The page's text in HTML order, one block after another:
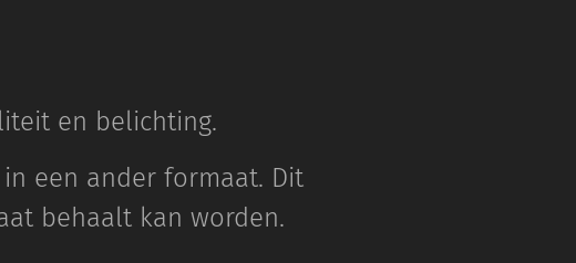
en belichting.
een ander formaat. Dit
behaalt kan worden.